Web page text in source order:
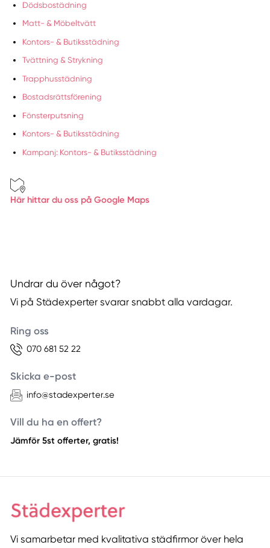
Dödsbostädning
Matt- & Möbeltvätt
Kontors- & Butiksstädning
Tvättning & Strykning
Trapphusstädning
Bostadsrättsförening
Fönsterputsning
Kontors- & Butiksstädning
Kampanj: Kontors- & Butiksstädning
Här hittar du oss på Google Maps
Undrar du över något?
Vi på Städexperter svarar snabbt alla vardagar.
Ring oss
070 681 52 22
Skicka e-post
info@stadexperter.se
Vill du ha en offert?
Jämför 5st offerter, gratis!
Vi samarbetar med kvalitativa städfirmor över hela